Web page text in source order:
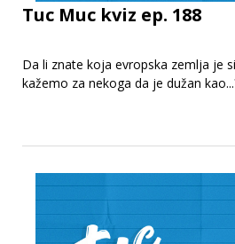
Tuc Muc kviz ep. 188
Da li znate koja evropska zemlja je
kažemo za nekoga da je dužan